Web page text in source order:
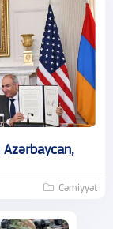
Cəmiyyət